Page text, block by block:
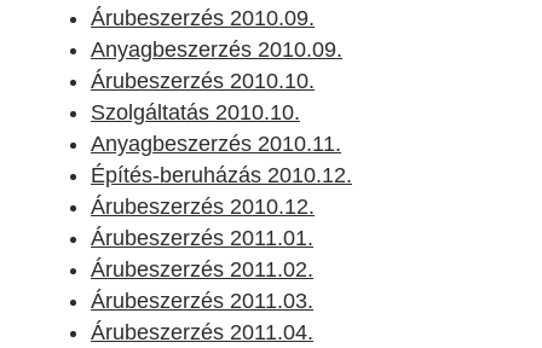
Árubeszerzés 2010.09.
Anyagbeszerzés 2010.09.
Árubeszerzés 2010.10.
Szolgáltatás 2010.10.
Anyagbeszerzés 2010.11.
Építés-beruházás 2010.12.
Árubeszerzés 2010.12.
Árubeszerzés 2011.01.
Árubeszerzés 2011.02.
Árubeszerzés 2011.03.
Árubeszerzés 2011.04.